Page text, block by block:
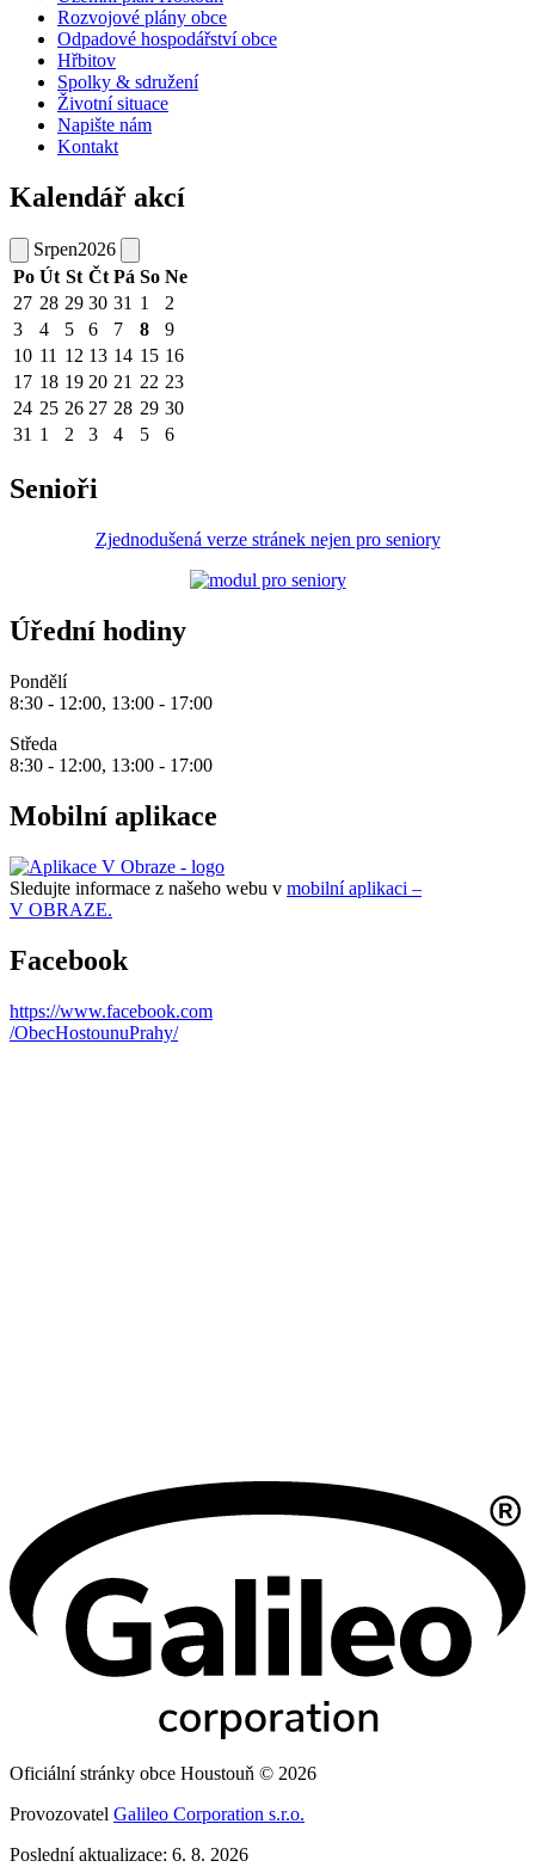
Rozvojové plány obce
Odpadové hospodářství obce
Hřbitov
Spolky & sdružení
Životní situace
Napište nám
Kontakt
Kalendář akcí
Srpen2026
Po Út St Čt Pá So Ne
27 28 29 30 31 1
2
3
4 5 6 7 8
9
10 11 12 13 14 15 16
17 18 19 20 21 22 23
24 25 26 27 28 29 30
31 1 2 3 4 5 6
Senioři
Zjednodušená verze stránek nejen pro seniory
Úřední hodiny
Pondělí
8:30 - 12:00, 13:00 - 17:00
Středa
8:30 - 12:00, 13:00 - 17:00
Mobilní aplikace
Sledujte informace z našeho webu v mobilní aplikaci –
V OBRAZE.
Facebook
https://www.facebook.com
/ObecHostounuPrahy/
Oficiální stránky obce Houstouň © 2026
Provozovatel Galileo Corporation s.r.o.
Poslední aktualizace: 6. 8. 2026